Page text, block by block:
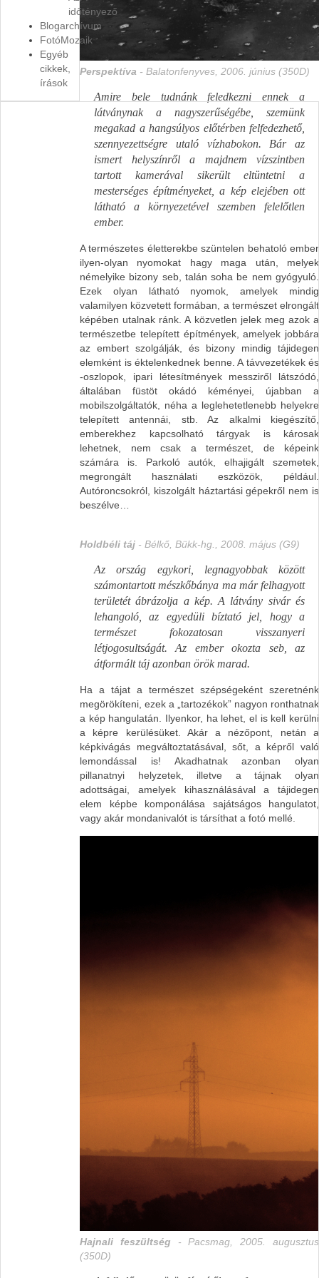
Perspektíva - Balatonfenyves, 2006. június (350D)
Amire bele tudnánk feledkezni ennek a
látványnak a nagyszerűségébe, szemünk
megakad a hangsúlyos előtérben felfedezhető,
szennyezettségre utaló vízhabokon. Bár az
ismert helyszínről a majdnem vízszintben
tartott kamerával sikerült eltüntetni a
mesterséges építményeket, a kép elejében ott
látható a környezetével szemben felelőtlen
ember.
A természetes életterekbe szüntelen behatoló ember
ilyen-olyan nyomokat hagy maga után, melyek
némelyike bizony seb, talán soha be nem gyógyuló.
Ezek olyan látható nyomok, amelyek mindig
valamilyen közvetett formában, a természet elrongált
képében utalnak ránk. A közvetlen jelek meg azok a
természetbe telepített építmények, amelyek jobbára
az embert szolgálják, és bizony mindig tájidegen
elemként is éktelenkednek benne. A távvezetékek és
-oszlopok, ipari létesítmények messziről látszódó,
általában füstöt okádó kéményei, újabban a
mobilszolgáltatók, néha a leglehetetlenebb helyekre
telepített antennái, stb. Az alkalmi kiegészítő,
emberekhez kapcsolható tárgyak is károsak
lehetnek, nem csak a természet, de képeink
számára is. Parkoló autók, elhajigált szemetek,
megrongált használati eszközök, például.
Autóroncsokról, kiszolgált háztartási gépekről nem is
beszélve…
Holdbéli táj - Bélkő, Bükk-hg., 2008. május (G9)
Az ország egykori, legnagyobbak között
számontartott mészkőbánya ma már felhagyott
területét ábrázolja a kép. A látvány sivár és
lehangoló, az egyedüli bíztató jel, hogy a
természet fokozatosan visszanyeri
létjogosultságát. Az ember okozta seb, az
átformált táj azonban örök marad.
Ha a tájat a természet szépségeként szeretnénk
megörökíteni, ezek a „tartozékok” nagyon ronthatnak
a kép hangulatán. Ilyenkor, ha lehet, el is kell kerülni
a képre kerülésüket. Akár a nézőpont, netán a
képkivágás megváltoztatásával, sőt, a képről való
lemondással is! Akadhatnak azonban olyan
pillanatnyi helyzetek, illetve a tájnak olyan
adottságai, amelyek kihasználásával a tájidegen
elem képbe komponálása sajátságos hangulatot,
vagy akár mondanivalót is társíthat a fotó mellé.
Hajnali feszültség - Pacsmag, 2005. augusztus
(350D)
időtényező
Blogarchívum
FotóMozaik
Egyéb
cikkek,
írások